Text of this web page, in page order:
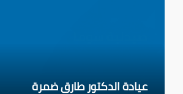
عيادة الدكتور طارق ضمرة